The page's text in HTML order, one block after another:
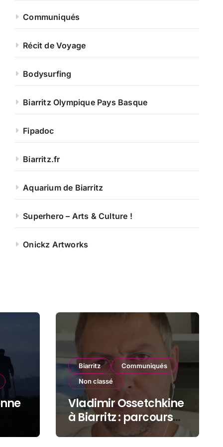
Communiqués
Récit de Voyage
Bodysurfing
Biarritz Olympique Pays Basque
Fipadoc
Biarritz.fr
Aquarium de Biarritz
Superhero – Arts & Culture !
Onickz Artworks
Biarritz
Communiqués
Non classé
Vladimir Ossetchkine
à Biarritz : parcours
d’un dissident sous